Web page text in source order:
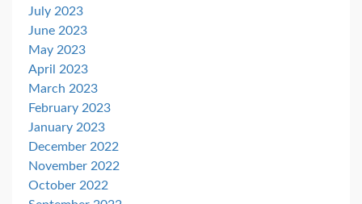
July 2023
June 2023
May 2023
April 2023
March 2023
February 2023
January 2023
December 2022
November 2022
October 2022